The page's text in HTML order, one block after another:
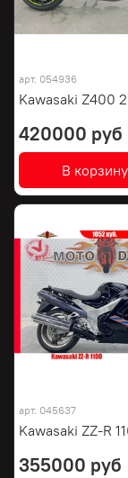
арт. 054936
Kawasaki Z400
420000 руб
В корзину
арт. 045637
Kawasaki ZZ-R
355000 руб